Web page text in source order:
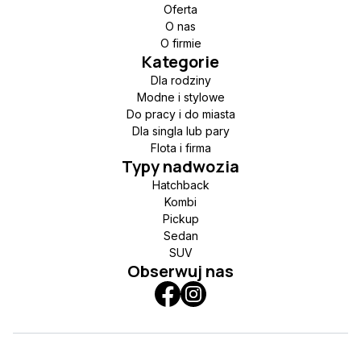
Oferta
O nas
O firmie
Kategorie
Dla rodziny
Modne i stylowe
Do pracy i do miasta
Dla singla lub pary
Flota i firma
Typy nadwozia
Hatchback
Kombi
Pickup
Sedan
SUV
Obserwuj nas